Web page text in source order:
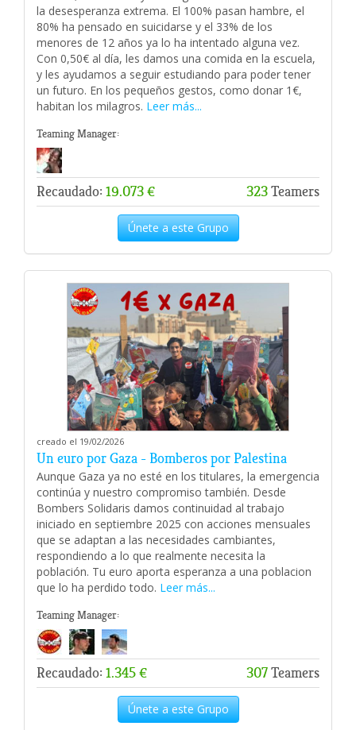
la desesperanza extrema. El 100% pasan hambre, el
80% ha pensado en suicidarse y el 33% de los
menores de 12 años ya lo ha intentado alguna vez.
Con 0,50€ al día, les damos una comida en la escuela,
y les ayudamos a seguir estudiando para poder tener
un futuro. En los pequeños gestos, como donar 1€,
habitan los milagros. Leer más...
Teaming Manager:
Recaudado: 19.073 € 323Teamers
Únete a este Grupo
creado el 19/02/2026
Un euro por Gaza - Bomberos por Palestina
Aunque Gaza ya no esté en los titulares, la emergencia
continúa y nuestro compromiso también. Desde
Bombers Solidaris damos continuidad al trabajo
iniciado en septiembre 2025 con acciones mensuales
que se adaptan a las necesidades cambiantes,
respondiendo a lo que realmente necesita la
población. Tu euro aporta esperanza a una poblacion
que lo ha perdido todo. Leer más...
Teaming Manager:
Recaudado: 1.345 € 307Teamers
Únete a este Grupo